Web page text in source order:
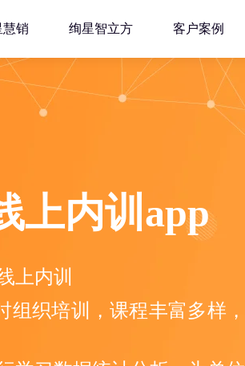
慧销 绚星智立方 客户案例
上内训app
上内训
组织培训，课程丰富多样，